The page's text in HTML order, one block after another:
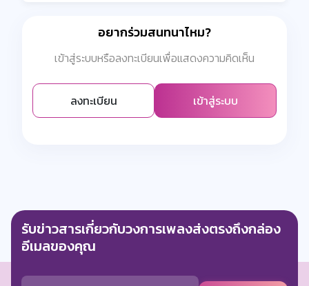
อยากร่วมสนทนาไหม?
เข้าสู่ระบบหรือลงทะเบียนเพื่อแสดงความคิดเห็น
ลงทะเบียน เข้าสู่ระบบ
รับข่าวสารเกี่ยวกับวงการเพลงส่งตรงถึงกล่อง
อีเมลของคุณ